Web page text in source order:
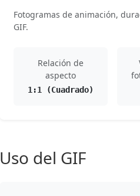
Fotogramas de animación,
GIF.
Relación de
aspecto
1:1 (Cuadrado)
Uso del GIF